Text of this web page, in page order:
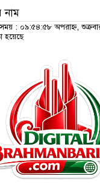
নাম
: ০৯:৫৪:৫৮ অপরাহ্ন,
হয়েছে